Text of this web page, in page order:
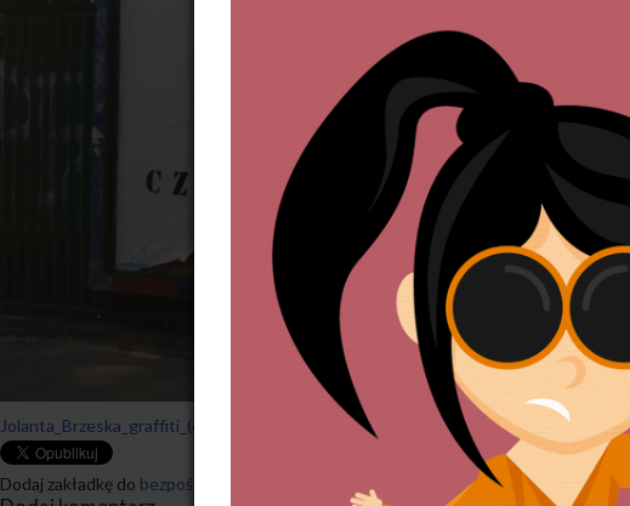
Jolanta_Brzeska_graffiti_(6)
Dodaj zakładkę do bezpośredniego odnośnika